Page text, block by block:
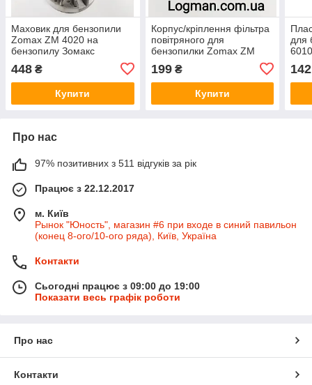
Маховик для бензопили
Zomax ZM 4020 на
бензопилу Зомакс
448 ₴
Купити
Корпус/кріплення фільтра
повітряного для
бензопилки Zomax ZM
4020,4000, 4002,4100 на
бензопилу Зомакс
(Оригінал (
199₴
Купити
для
142
Про нас
97% позитивних з 511 відгуків за рік
Працює з 22.12.2017
м. Київ
Рынок "Юность", магазин #6 при входе в синий павильон
(конец 8-ого/10-ого ряда), Київ, Україна
Контакти
Сьогодні працює з 09:00 до 19:00
Показати весь графік роботи
Про нас
Контакти